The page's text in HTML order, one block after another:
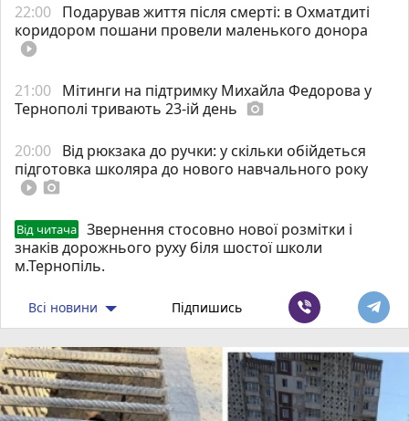
22:00 Подарував життя після смерті: в Охматдиті
коридором пошани провели маленького донора
play_circle_filled
21:00 Мітинги на підтримку Михайла Федорова у
Тернополі тривають 23-ій день photo_camera
20:00 Від рюкзака до ручки: у скільки обійдеться
підготовка школяра до нового навчального року
play_circle_filled photo_camera
Від читача
Звернення стосовно нової розмітки і
знаків дорожнього руху біля шостої школи
м.Тернопіль.
Всі новини Підпишись